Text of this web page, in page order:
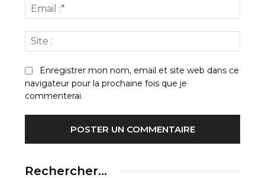
:*
:
Enregistrer mon nom, email et site web dans ce
navigateur pour la prochaine fois que je
commenterai.
Rechercher…